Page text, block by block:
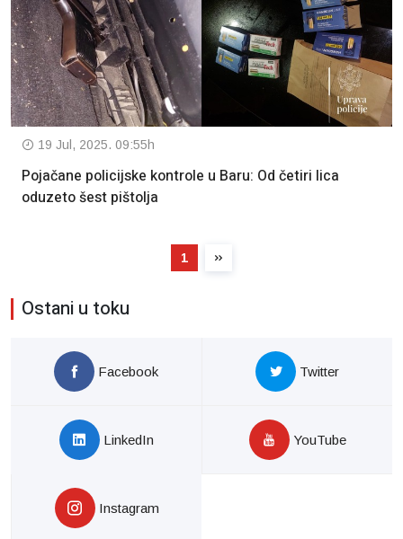
19 Jul, 2025. 09:55h
Pojačane policijske kontrole u Baru: Od četiri lica
oduzeto šest pištolja
1
Ostani u toku
Facebook Twitter
LinkedIn YouTube
Instagram